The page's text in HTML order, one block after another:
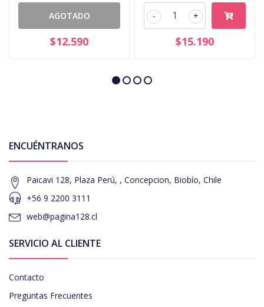
AGOTADO
$12.590
+
-
$15.190
ENCUÉNTRANOS
Paicavi 128, Plaza Perú, , Concepcion, Biobío, Chile
+56 9 2200 3111
web@pagina128.cl
SERVICIO AL CLIENTE
Contacto
Preguntas Frecuentes